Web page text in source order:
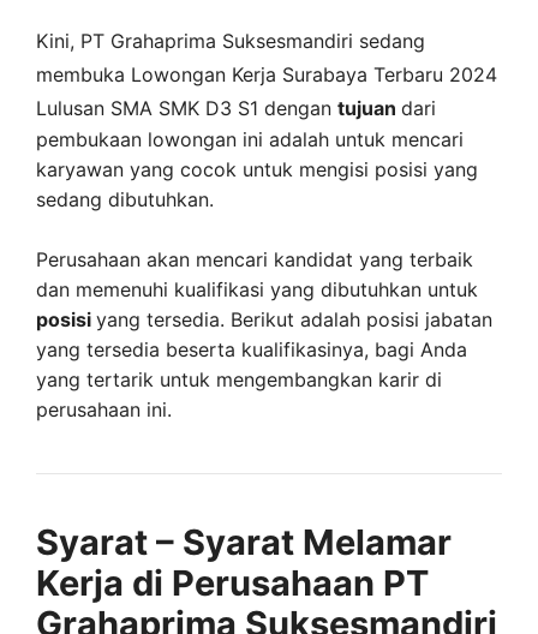
Kini, PT Grahaprima Suksesmandiri sedang
membuka Lowongan Kerja Surabaya Terbaru 2024
Lulusan SMA SMK D3 S1 dengan tujuan dari
pembukaan lowongan ini adalah untuk mencari
karyawan yang cocok untuk mengisi posisi yang
sedang dibutuhkan.
Perusahaan akan mencari kandidat yang terbaik
dan memenuhi kualifikasi yang dibutuhkan untuk
posisi yang tersedia. Berikut adalah posisi jabatan
yang tersedia beserta kualifikasinya, bagi Anda
yang tertarik untuk mengembangkan karir di
perusahaan ini.
Syarat – Syarat Melamar
Kerja di Perusahaan PT
Grahaprima Suksesmandiri